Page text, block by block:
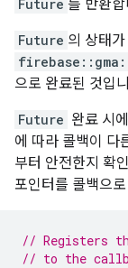
Future 를 반환합
Future 의 상태
으로 완료된 것입
Future 완료 시
에 따라 콜백이 다
부터 안전한지 확
포인터를 콜백으
// Registers
// to the